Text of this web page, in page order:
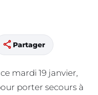
share Partager
mardi 19 janvier,
porter secours à